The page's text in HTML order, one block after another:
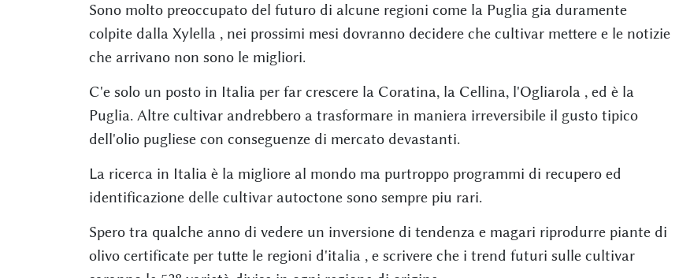
Sono molto preoccupato del futuro di alcune regioni come la Puglia gia duramente
colpite dalla Xylella , nei prossimi mesi dovranno decidere che cultivar mettere e le notizie
che arrivano non sono le migliori.
C'e solo un posto in Italia per far crescere la Coratina, la Cellina, l'Ogliarola , ed è la
Puglia. Altre cultivar andrebbero a trasformare in maniera irreversibile il gusto tipico
dell'olio pugliese con conseguenze di mercato devastanti.
La ricerca in Italia è la migliore al mondo ma purtroppo programmi di recupero ed
identificazione delle cultivar autoctone sono sempre piu rari.
Spero tra qualche anno di vedere un inversione di tendenza e magari riprodurre piante di
olivo certificate per tutte le regioni d'italia , e scrivere che i trend futuri sulle cultivar